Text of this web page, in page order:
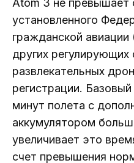
Atom 3 не превышает
установленного
гражданской
других регулирующих
развлекательных
регистрации.
минут полета с
аккумулятором
увеличивает это
счет превышения